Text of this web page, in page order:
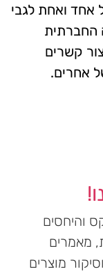
אחד ואחת לגבי
החברתית
קשרים
אחרים.
והיחסים
מאמרים
מוצרים